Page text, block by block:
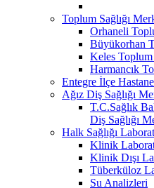
Toplum Sağlığı
Orhaneli
Büyükorhan
Keles Toplum
Harmancık
Entegre İlçe
Ağız Diş Sağlığı
T.C.Sağlık
Diş Sağlığı
Halk Sağlığı
Klinik
Klinik Dışı
Tüberküloz
Su Analizleri